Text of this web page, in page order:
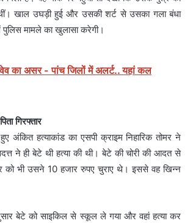
खाल उघड़ी हुई और उसकी शर्ट से उसका गला बंधा
मामले का खुलासा करेगी।
का असर - पांच जिलों में अलर्ट.. यहां कल
गिरफ्तार
हत्याकांड का एसपी क्राइम निहारिक तोमर ने
ने ही बेटे थी हत्या की थी। बेटे की चोरी की आदत से
को भी उसने 10 हजार रुपए चुराए थे। इससे वह खिन्न
बेटे को साइकिल से स्कूल ले गया और वहां हत्या कर